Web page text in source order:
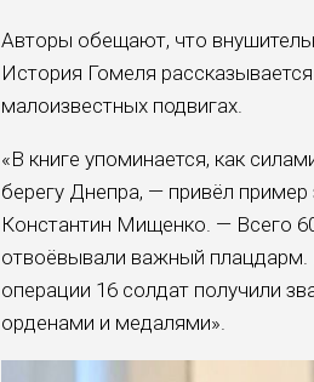
Авторы обещают, что
История Гомеля
малоизвестных подвигах.
«В книге упоминается, как
берегу Днепра, — привёл
Константин Мищенко. — Всего
отвоёвывали важный плацдарм.
операции 16 солдат получили
орденами и медалями».